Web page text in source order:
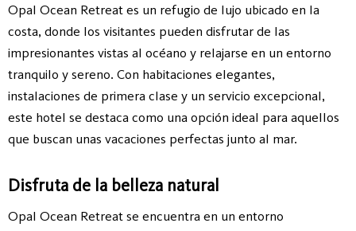
Opal Ocean Retreat es un refugio de lujo ubicado en la
costa, donde los visitantes pueden disfrutar de las
impresionantes vistas al océano y relajarse en un entorno
tranquilo y sereno. Con habitaciones elegantes,
instalaciones de primera clase y un servicio excepcional,
este hotel se destaca como una opción ideal para aquellos
que buscan unas vacaciones perfectas junto al mar.
Disfruta de la belleza natural
Opal Ocean Retreat se encuentra en un entorno